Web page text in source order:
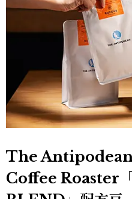
The
Coffee Roaster